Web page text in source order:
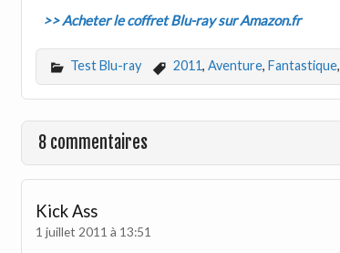
>> Acheter le coffret Blu-ray sur Amazon.fr
Test Blu-ray 2011, Aventure, Fantastique,
8 commentaires
Kick Ass
1 juillet 2011 à 13:51